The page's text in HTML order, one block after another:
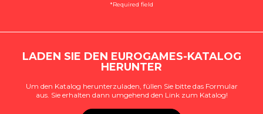
*Required field
LADEN SIE DEN EUROGAMES-KATALOG
HERUNTER
Um den Katalog herunterzuladen, füllen Sie bitte das Formular
aus. Sie erhalten dann umgehend den Link zum Katalog!